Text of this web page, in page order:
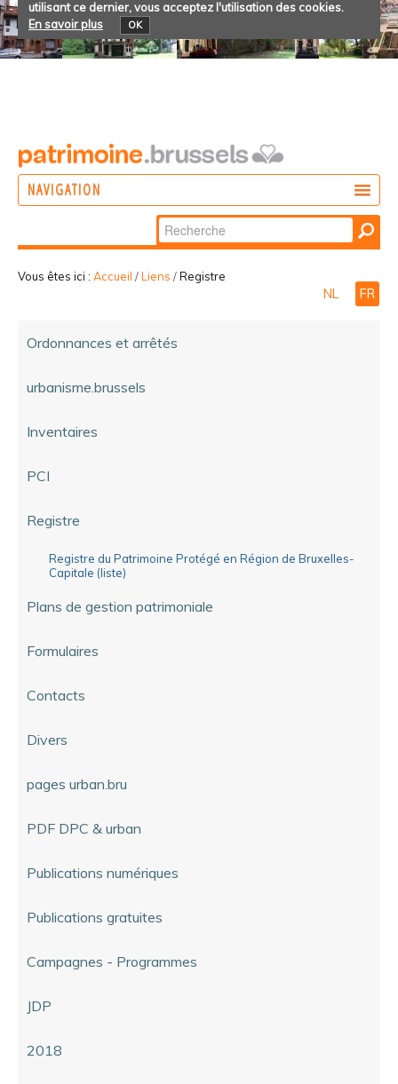
utilisant ce dernier, vous acceptez l'utilisation des cookies.
En savoir plus
OK
NAVIGATION
Chercher par
Recherche
avancée…
Vous êtes ici : Accueil /Liens /Registre
NL FR
Ordonnances et arrêtés
urbanisme.brussels
Inventaires
PCI
Registre
Registre du Patrimoine Protégé en Région de Bruxelles-
Capitale (liste)
Plans de gestion patrimoniale
Formulaires
Contacts
Divers
pages urban.bru
PDF DPC & urban
Publications numériques
Publications gratuites
Campagnes - Programmes
JDP
2018